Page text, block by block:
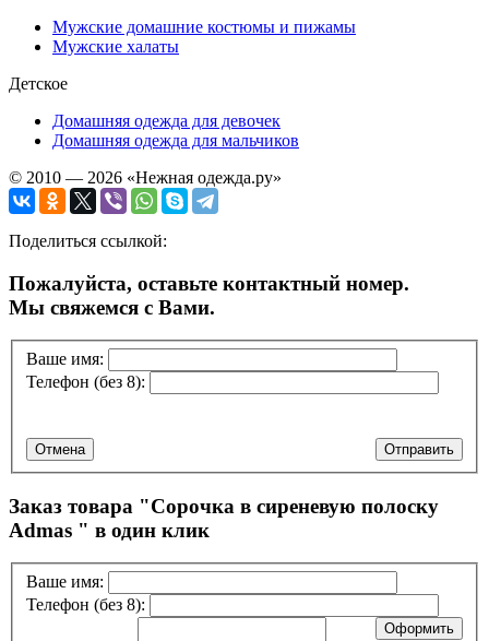
Мужские домашние костюмы и пижамы
Мужские халаты
Детское
Домашняя одежда для девочек
Домашняя одежда для мальчиков
© 2010 — 2026 «Нежная одежда.ру»
Поделиться ссылкой:
Пожалуйста, оставьте контактный номер.
Мы свяжемся с Вами.
Ваше имя:
Телефон (без 8):
Отправить
Отмена
Заказ товара "Сорочка в сиреневую полоску
Admas " в один клик
Ваше имя:
Телефон (без 8):
Оформить